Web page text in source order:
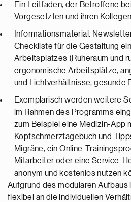
Ein Leitfaden, der Betroffene
Vorgesetzten und ihren
Informationsmaterial,
Checkliste für die Gestaltung
Arbeitsplatzes (Ruheraum und
ergonomische Arbeitsplätze,
und Lichtverhältnisse, gesunde
Exemplarisch werden weitere
im Rahmen des Programms
zum Beispiel eine Medizin-App
Kopfschmerztagebuch und
Migräne, ein Online-
Mitarbeiter oder eine Service-
anonym und kostenlos nutzen
Aufgrund des modularen Aufbaus
flexibel an die individuellen